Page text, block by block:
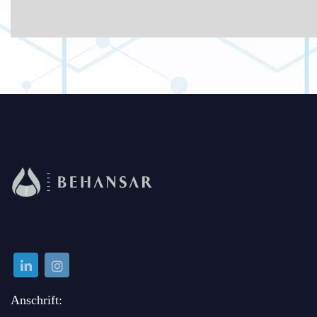
Hormone. Eine Vitamin-Supplementierung (bis zu 2000
mg pro Tag) wird sehr oft empfohlen, um den Mangel zu
beseitigen und somit für effiziente Zellprozesse zu
dass ein VitC-Mangel selbst in entwickelten Ländern
häufig vorkommt. Es wurde auch ein signifikanter
nachgewiesen. Es wurde auch gezeigt, dass niedrige
Erkrankung bei Lungenentzündungs-, Sepsis- und
Anschrift: